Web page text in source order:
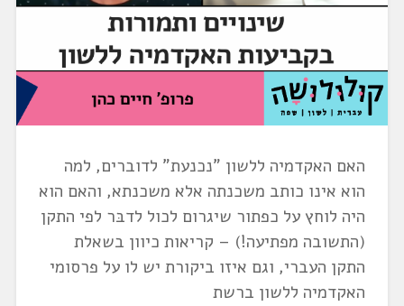
האם האקדמיה ללשון "נכנעת" לדוברים, למה
הוא אינו כותב משכנתה אלא משכנתא, והאם הוא
היה לוחץ על כפתור שיגרום לכול לדבּר לפי התקן
(התשובה מפתיעה!) – קריאות כיוון בשאלת
התקן העברי, וגם איזו ביקורת יש לו על פרסומי
האקדמיה ללשון ברשת